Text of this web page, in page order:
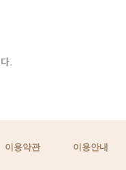
.
이용약관 이용안내